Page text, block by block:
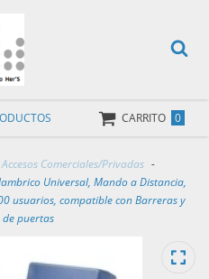
CARRITO 0
Accesos Comerciales/Privadas -
Universal, Mando a Distancia,
usuarios, compatible con Barreras y
puertas